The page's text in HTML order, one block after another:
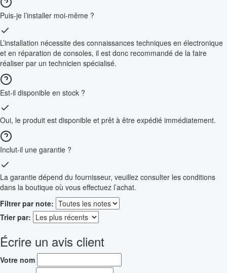
Puis-je l’installer moi-même ?
L’installation nécessite des connaissances techniques en électronique
et en réparation de consoles, il est donc recommandé de la faire
réaliser par un technicien spécialisé.
Est-il disponible en stock ?
Oui, le produit est disponible et prêt à être expédié immédiatement.
Inclut-il une garantie ?
La garantie dépend du fournisseur, veuillez consulter les conditions
dans la boutique où vous effectuez l’achat.
Filtrer par note:
Trier par:
Écrire un avis client
Votre nom